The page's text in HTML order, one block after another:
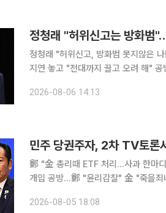
정청래 "허위신고는 방화범
정청래 "허위신고, 방화범 못지않은
지연 놓고 "전대까지 끌고 오려 해" 공방 더불어민주당 8·17 전당대회에 출마한 정청래·김민
판했고, 김 후보는 "문제를 제기할 근
2026-08-06 14:13
민주 당권주자, 2차 TV토론
鄭 "金 총리때 ETF 처리…사과 한마
개입 공방…鄭 "윤리감찰" 金 "죽을죄냐"
드(ETF) 사태 책임론, 신천지 경선 개
2026-08-05 18:08